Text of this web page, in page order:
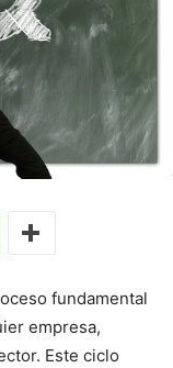
fundamental
empresa,
Este ciclo